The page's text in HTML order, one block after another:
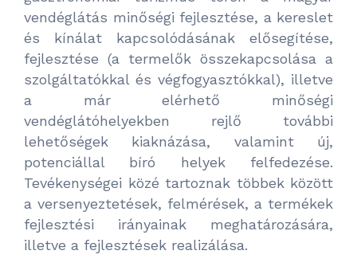
vendéglátás minőségi fejlesztése, a kereslet
és kínálat kapcsolódásának elősegítése,
fejlesztése (a termelők összekapcsolása a
szolgáltatókkal és végfogyasztókkal), illetve
a már elérhető minőségi
vendéglátóhelyekben rejlő további
lehetőségek kiaknázása, valamint új,
potenciállal bíró helyek felfedezése.
Tevékenységei közé tartoznak többek között
a versenyeztetések, felmérések, a termékek
fejlesztési irányainak meghatározására,
illetve a fejlesztések realizálása.